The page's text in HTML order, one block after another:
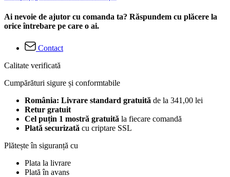
Ai nevoie de ajutor cu comanda ta? Răspundem cu plăcere la
orice întrebare pe care o ai.
Contact
Calitate verificată
Cumpărături sigure și conformtabile
România: Livrare standard gratuită de la 341,00 lei
Retur gratuit
Cel puțin 1 mostră gratuită la fiecare comandă
Plată securizată cu criptare SSL
Plătește în siguranță cu
Plata la livrare
Plată în avans